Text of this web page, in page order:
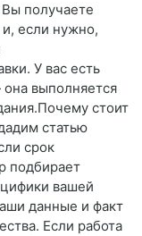
получаете
если нужно,
У вас есть
выполняется
стоит
статью
срок
подбирает
вашей
данные и факт
Если работа